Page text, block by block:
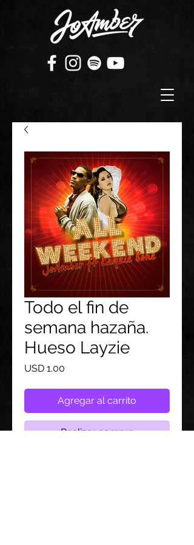
Todo el fin de
semana hazaña.
Hueso Layzie
USD 1.00
Agregar al carrito
Realizar compra